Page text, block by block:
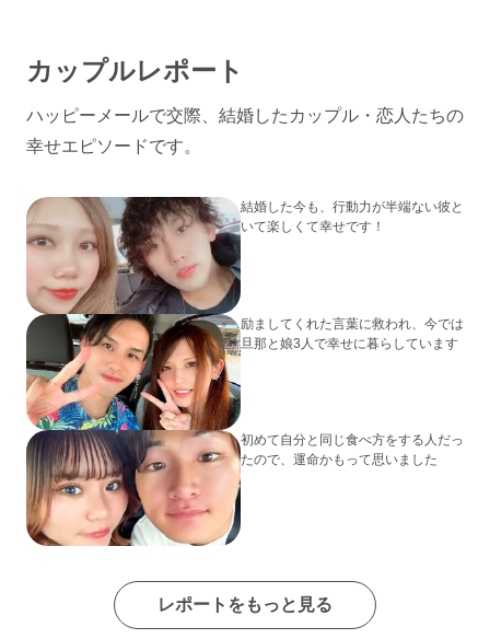
カップルレポート
ハッピーメールで交際、結婚したカップル・恋人たちの
幸せエピソードです。
結婚した今も、行動力が半端ない彼と
いて楽しくて幸せです！
励ましてくれた言葉に救われ、今では
旦那と娘3人で幸せに暮らしています
初めて自分と同じ食べ方をする人だっ
たので、運命かもって思いました
レポートをもっと見る